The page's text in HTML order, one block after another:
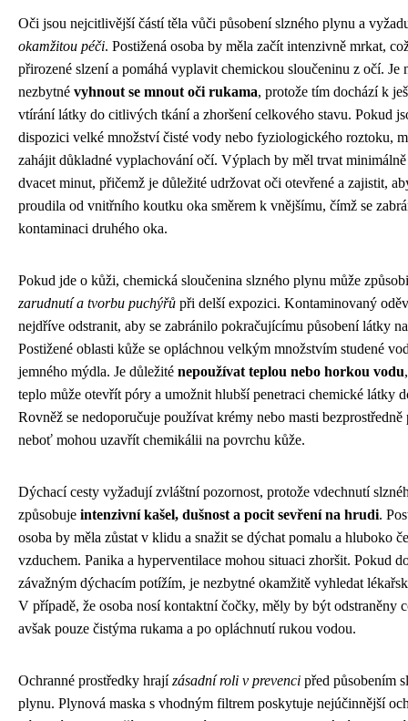
Oči jsou nejcitlivější částí těla vůči působení slzného plynu a
okamžitou péči. Postižená osoba by měla začít intenzivně mrkat,
přirozené slzení a pomáhá vyplavit chemickou sloučeninu z očí. Je
nezbytné vyhnout se mnout oči rukama, protože tím dochází k
vtírání látky do citlivých tkání a zhoršení celkového stavu. Pokud
dispozici velké množství čisté vody nebo fyziologického roztoku,
zahájit důkladné vyplachování očí. Výplach by měl trvat minimálně
dvacet minut, přičemž je důležité udržovat oči otevřené a zajistit,
proudila od vnitřního koutku oka směrem k vnějšímu, čímž se
kontaminaci druhého oka.
Pokud jde o kůži, chemická sloučenina slzného plynu může
zarudnutí a tvorbu puchýřů při delší expozici. Kontaminovaný
nejdříve odstranit, aby se zabránilo pokračujícímu působení látky
Postižené oblasti kůže se opláchnou velkým množstvím studené
jemného mýdla. Je důležité nepoužívat teplou nebo horkou vodu
teplo může otevřít póry a umožnit hlubší penetraci chemické látky
Rovněž se nedoporučuje používat krémy nebo masti
neboť mohou uzavřít chemikálii na povrchu kůže.
Dýchací cesty vyžadují zvláštní pozornost, protože vdechnutí
způsobuje intenzivní kašel, dušnost a pocit sevření na hrudi.
osoba by měla zůstat v klidu a snažit se dýchat pomalu a hluboko
vzduchem. Panika a hyperventilace mohou situaci zhoršit. Pokud
závažným dýchacím potížím, je nezbytné okamžitě vyhledat
V případě, že osoba nosí kontaktní čočky, měly by být odstraněny
avšak pouze čistýma rukama a po opláchnutí rukou vodou.
Ochranné prostředky hrajízásadní roli v prevenci před působením
plynu. Plynová maska s vhodným filtrem poskytuje nejúčinnější